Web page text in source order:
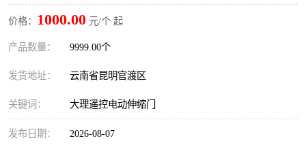
价格： 1000.00 元/个 起
产品数量： 9999.00个
发货地址： 云南省昆明官渡区
关键词： 大理遥控电动伸缩门
发布日期： 2026-08-07